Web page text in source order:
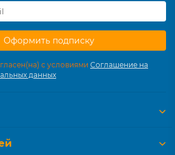
Оформить подписку
с условиями Соглашение на
данных